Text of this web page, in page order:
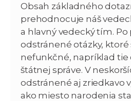
Obsah základného
prehodnocuje náš
a hlavný vedecký tím.
odstránené otázky, ktoré
nefunkčné, napríklad tie
štátnej správe. V
odstránené aj zriedkavo
ako miesto narodenia